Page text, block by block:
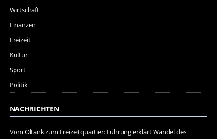
Wirtschaft
Finanzen
Freizeit
Kultur
Sport
Politik
NACHRICHTEN
Vom Öltank zum Freizeitquartier: Führung erklärt Wandel des